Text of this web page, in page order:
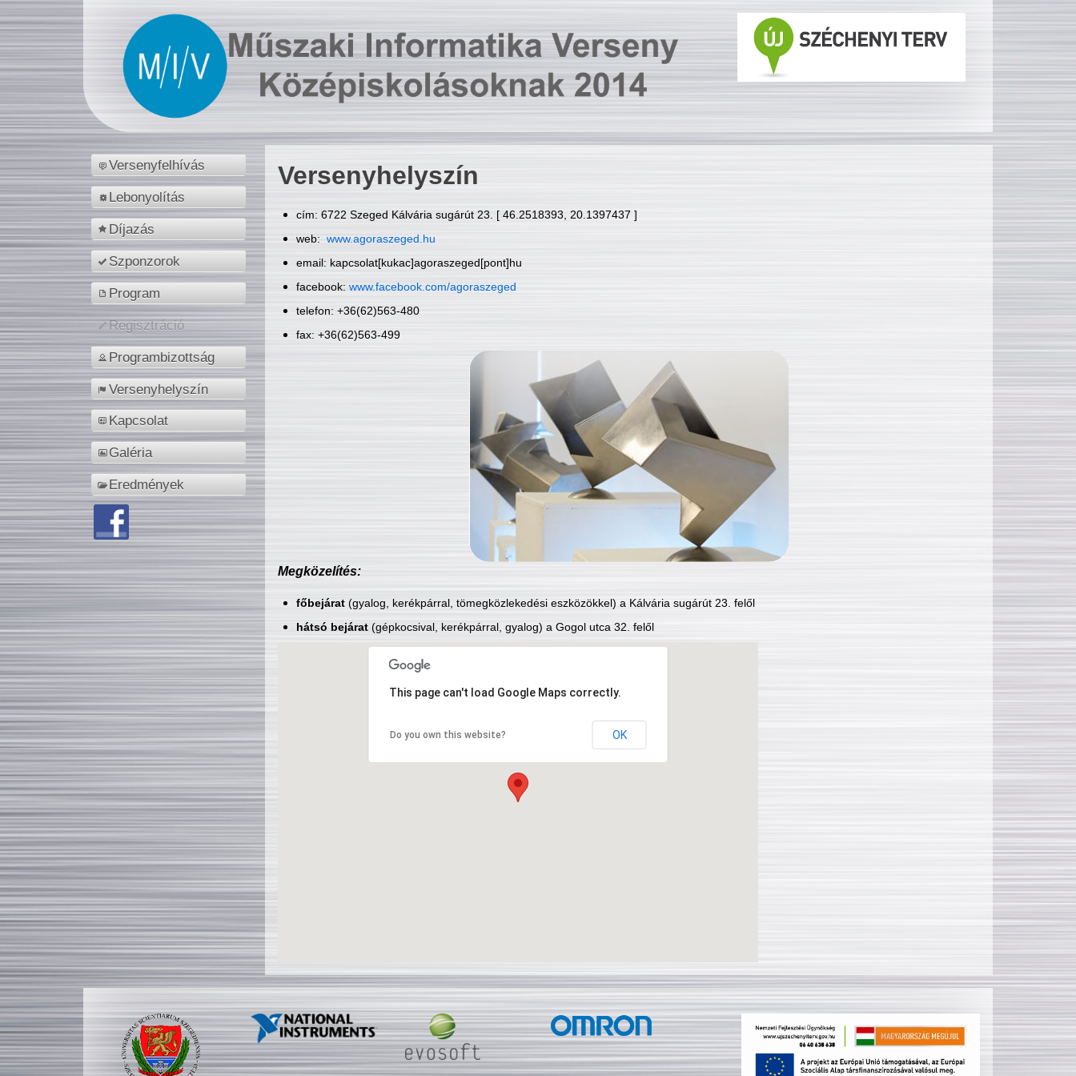
Versenyfelhívás
Lebonyolítás
Díjazás
Szponzorok
Program
Regisztráció
Programbizottság
Versenyhelyszín
Kapcsolat
Galéria
Eredmények
Versenyhelyszín
cím: 6722 Szeged Kálvária sugárút 23. [ 46.2518393, 20.1397437 ]
web: www.agoraszeged.hu
email: kapcsolat[kukac]agoraszeged[pont]hu
facebook: www.facebook.com/agoraszeged
telefon: +36(62)563-480
fax: +36(62)563-499
Megközelítés:
főbejárat(gyalog, kerékpárral, tömegközlekedési eszközökkel) a Kálvária sugárút 23. felől
hátsó bejárat(gépkocsival, kerékpárral, gyalog) a Gogol utca 32. felől
This page can't load Google Maps correctly.
Do you own this website? OK